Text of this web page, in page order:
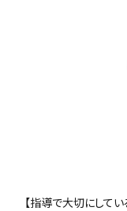
【指導で大切にしてい